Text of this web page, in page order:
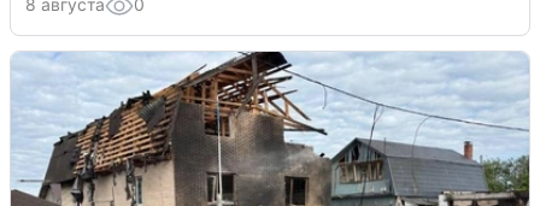
8 августа 0